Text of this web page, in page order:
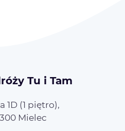
Tu i Tam
1D (1 piętro),
Mielec